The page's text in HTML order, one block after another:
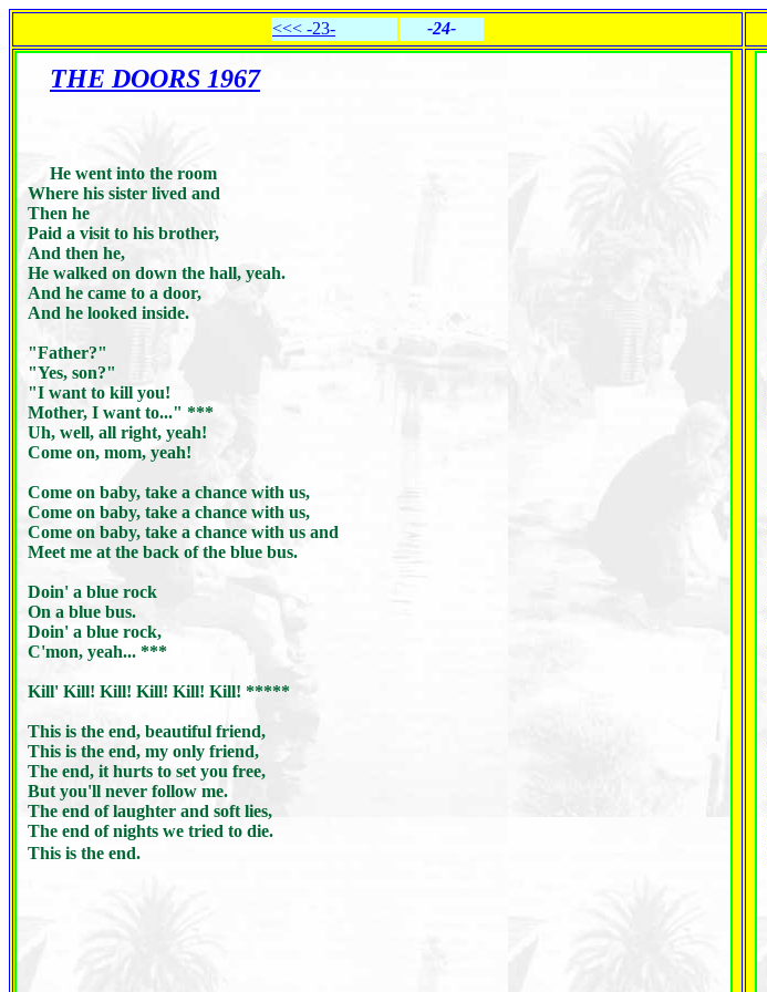
<<< -23- -24-
THE DOORS 1967
He went into the room
Where his sister lived and
Then he
Paid a visit to his brother,
And then he,
He walked on down the hall, yeah.
And he came to a door,
And he looked inside.
"Father?"
"Yes, son?"
"I want to kill you!
Mother, I want to..." ***
Uh, well, all right, yeah!
Come on, mom, yeah!
Come on baby, take a chance with us,
Come on baby, take a chance with us,
Come on baby, take a chance with us and
Meet me at the back of the blue bus.
Doin' a blue rock
On a blue bus.
Doin' a blue rock,
C'mon, yeah... ***
Kill' Kill! Kill! Kill! Kill! Kill! *****
This is the end, beautiful friend,
This is the end, my only friend,
The end, it hurts to set you free,
But you'll never follow me.
The end of laughter and soft lies,
The end of nights we tried to die.
This is the end.